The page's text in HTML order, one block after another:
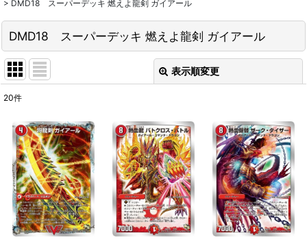
> DMD18 スーパーデッキ 燃えよ龍剣 ガイアール
DMD18 スーパーデッキ 燃えよ龍剣 ガイアール
表示順変更
並び順:
絞り込む
20件